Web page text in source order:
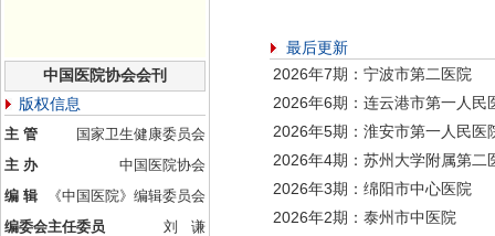
中国医院协会会刊
版权信息
主 管
国家卫生健康委员会
主 办
中国医院协会
编 辑
《中国医院》编辑委员会
编委会主任委员
刘 谦
最后更新
2026年7期：宁波市第二医院
2026年6期：连云港市第一人民
2026年5期：淮安市第一人民医
2026年4期：苏州大学附属第二
2026年3期：绵阳市中心医院
2026年2期：泰州市中医院